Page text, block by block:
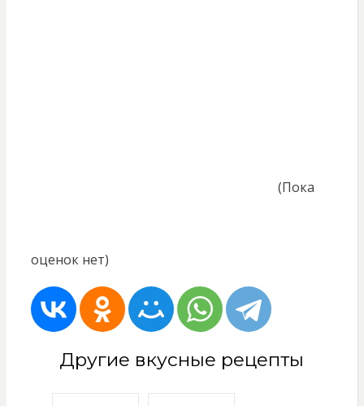
(Пока
оценок нет)
Другие вкусные рецепты